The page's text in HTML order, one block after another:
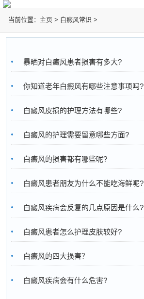
当前位置： 主页 > 白癜风常识 >
暴晒对白癜风患者损害有多大?
你知道老年白癜风有哪些注意事项吗?
白癜风皮损的护理方法有哪些?
白癜风的护理需要留意哪些方面?
白癜风的损害都有哪些呢?
白癜风患者朋友为什么不能吃海鲜呢?
白癜风疾病会反复的几点原因是什么?
白癜风患者怎么护理皮肤较好?
白癜风的四大损害？
白癜风疾病会有什么危害?